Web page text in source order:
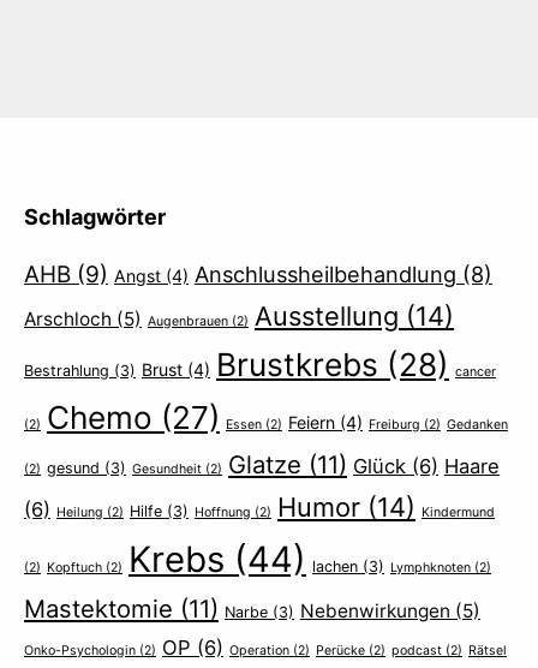
Schlagwörter
AHB (9) Angst (4) Anschlussheilbehandlung (8)
Arschloch (5) Augenbrauen (2) Ausstellung (14)
Bestrahlung (3) Brust (4) Brustkrebs (28) cancer
(2) Chemo (27) Essen (2) Feiern (4) Freiburg (2) Gedanken
(2) gesund (3) Gesundheit (2) Glatze (11) Glück (6) Haare
(6) Heilung (2) Hilfe (3) Hoffnung (2) Humor (14) Kindermund
(2) Kopftuch (2) Krebs (44) lachen (3) Lymphknoten (2)
Mastektomie (11) Narbe (3) Nebenwirkungen (5)
Onko-Psychologin (2) OP (6) Operation (2) Perücke (2) podcast (2) Rätsel